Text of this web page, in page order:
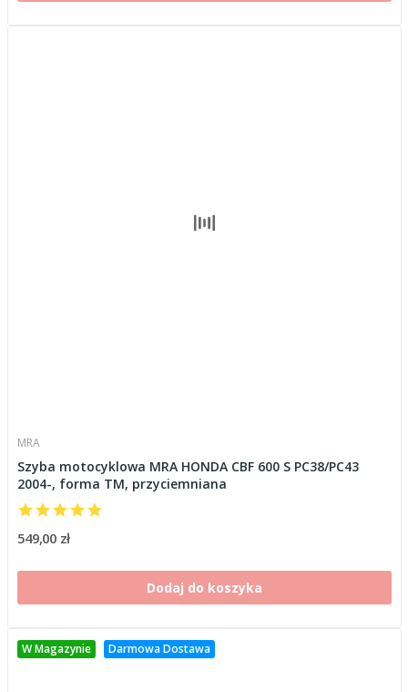
MRA
Szyba motocyklowa MRA HONDA CBF 600 S PC38/PC43
2004-, forma TM, przyciemniana
549,00 zł
Dodaj do koszyka
W Magazynie Darmowa Dostawa